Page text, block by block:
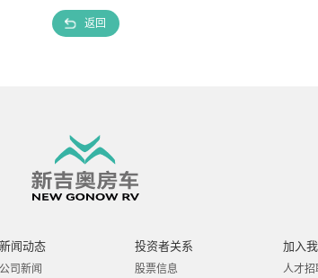
返回
新闻动态
公司新闻
投资者关系
股票信息
加入
人才招